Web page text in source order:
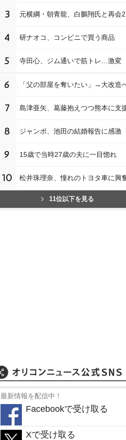
3 元横綱・朝青龍、白鵬翔氏と再会
4 研ナオコ、コンビニで買う商品
5 寺田心、ジム通いで筋トレ…激変
6 「父の部屋を奪いたい」→大改造
7 島津亜矢、葛藤抱えつつ熊本に支
8 ジャンボ、池田の結婚報告に感激
9 15歳で当時27歳の夫に一目惚れ
10 松井珠理奈、憧れのトヨタ車に興
11位以下を見る
最新情報を配信中！
Facebookで受け取る
Xで受け取る